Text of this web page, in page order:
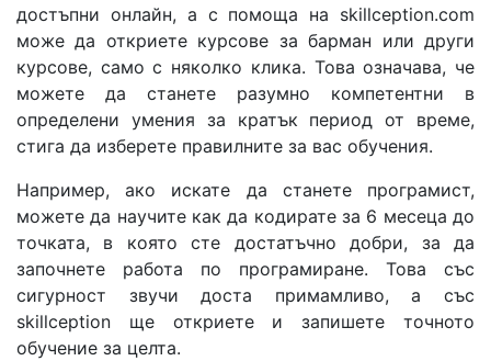
достъпни онлайн, а с помоща на skillception.com
може да откриете курсове за барман или други
курсове, само с няколко клика. Това означава, че
можете да станете разумно компетентни в
определени умения за кратък период от време,
стига да изберете правилните за вас обучения.
Например, ако искате да станете програмист,
можете да научите как да кодирате за 6 месеца до
точката, в която сте достатъчно добри, за да
започнете работа по програмиране. Това със
сигурност звучи доста примамливо, а със
skillception ще откриете и запишете точното
обучение за целта.